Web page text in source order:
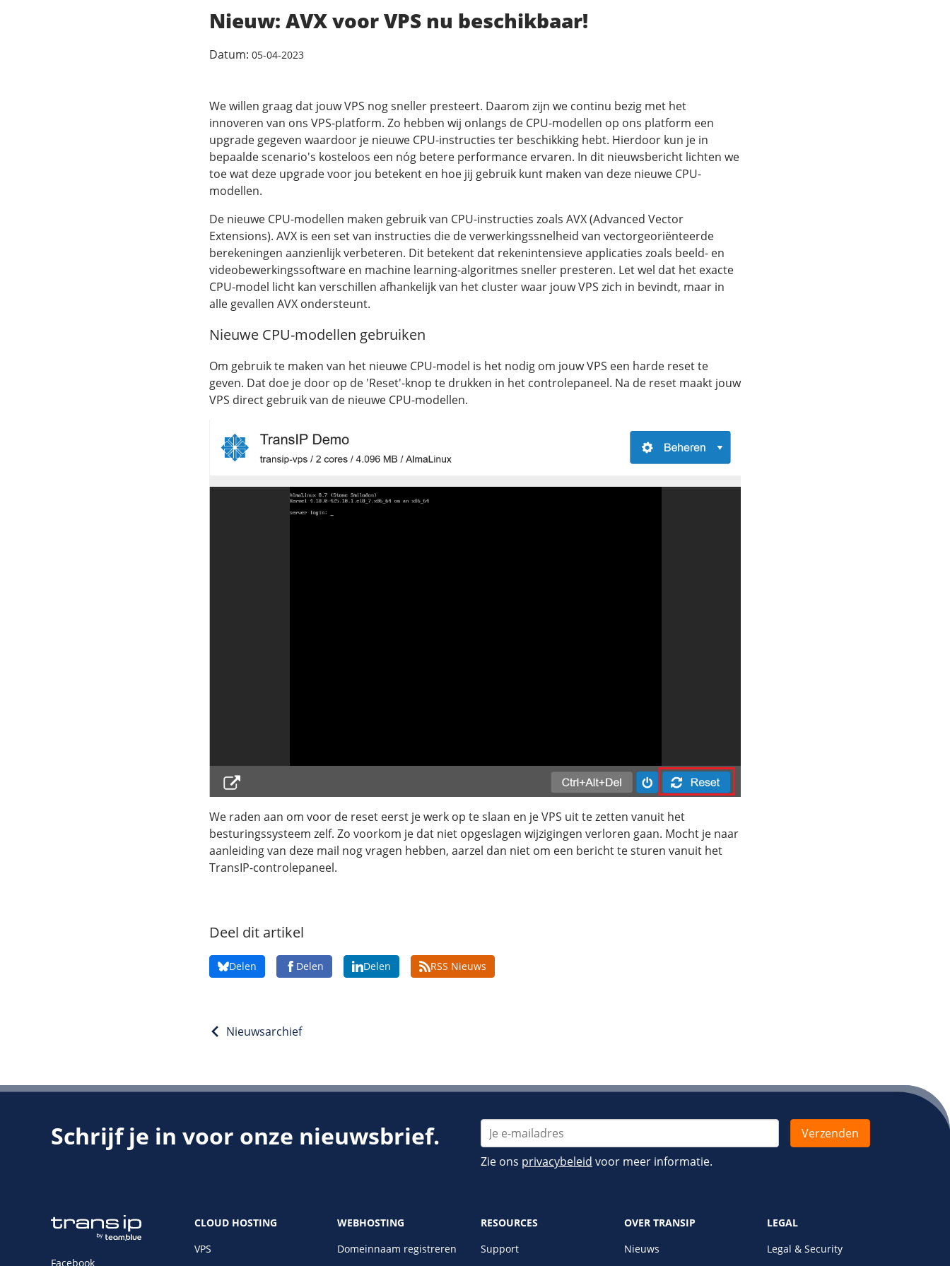
Nieuw: AVX voor VPS nu beschikbaar!
Datum: 05-04-2023
We willen graag dat jouw VPS nog sneller presteert. Daarom zijn we continu bezig met het
innoveren van ons VPS-platform. Zo hebben wij onlangs de CPU-modellen op ons platform een
upgrade gegeven waardoor je nieuwe CPU-instructies ter beschikking hebt. Hierdoor kun je in
bepaalde scenario's kosteloos een nóg betere performance ervaren. In dit nieuwsbericht lichten we
toe wat deze upgrade voor jou betekent en hoe jij gebruik kunt maken van deze nieuwe CPU-
modellen.
De nieuwe CPU-modellen maken gebruik van CPU-instructies zoals AVX (Advanced Vector
Extensions). AVX is een set van instructies die de verwerkingssnelheid van vectorgeoriënteerde
berekeningen aanzienlijk verbeteren. Dit betekent dat rekenintensieve applicaties zoals beeld- en
videobewerkingssoftware en machine learning-algoritmes sneller presteren. Let wel dat het exacte
CPU-model licht kan verschillen afhankelijk van het cluster waar jouw VPS zich in bevindt, maar in
alle gevallen AVX ondersteunt.
Nieuwe CPU-modellen gebruiken
Om gebruik te maken van het nieuwe CPU-model is het nodig om jouw VPS een harde reset te
geven. Dat doe je door op de 'Reset'-knop te drukken in het controlepaneel. Na de reset maakt jouw
VPS direct gebruik van de nieuwe CPU-modellen.
We raden aan om voor de reset eerst je werk op te slaan en je VPS uit te zetten vanuit het
besturingssysteem zelf. Zo voorkom je dat niet opgeslagen wijzigingen verloren gaan. Mocht je naar
aanleiding van deze mail nog vragen hebben, aarzel dan niet om een bericht te sturen vanuit het
TransIP-controlepaneel.
Deel dit artikel
Delen Delen Delen RSS Nieuws
Nieuwsarchief
Schrijf je in voor onze nieuwsbrief.
Zie ons privacybeleid voor meer informatie.
Facebook
CLOUD HOSTING
VPS
WEBHOSTING
Domeinnaam registreren
RESOURCES
Support
OVER TRANSIP
Nieuws
LEGAL
Legal & Security